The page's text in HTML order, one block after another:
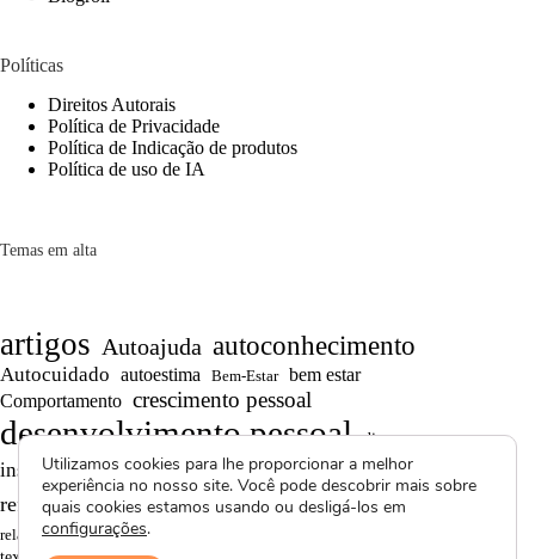
Políticas
Direitos Autorais
Política de Privacidade
Política de Indicação de produtos
Política de uso de IA
Temas em alta
artigos Autoajuda autoconhecimento
Autocuidado autoestima Bem-Estar bem estar
Comportamento crescimento pessoal
desenvolvimento pessoal dicas
inspiração Motivação produtividade Projetos autorais
reflexão Reflexões Reflexões de Vida
relacionamentos resiliência
Utilizamos cookies para lhe proporcionar a melhor
experiência no nosso site. Você pode descobrir mais sobre
quais cookies estamos usando ou desligá-los em
configurações.